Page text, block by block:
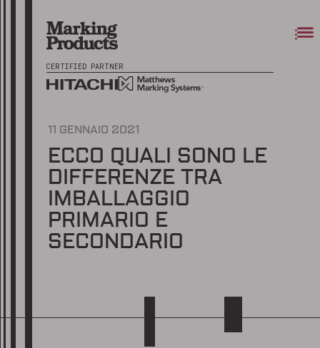
CERTIFIED PARTNER
11 GENNAIO 2021
ECCO QUALI SONO LE
DIFFERENZE TRA
IMBALLAGGIO
PRIMARIO E
SECONDARIO